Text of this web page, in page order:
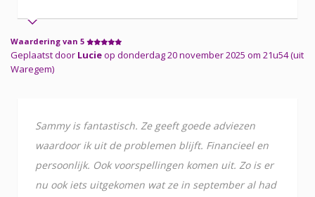
Waardering van 5
Geplaatst door Lucieop donderdag 20 november 2025 om 21u54 (uit
Waregem)
Sammy is fantastisch. Ze geeft goede adviezen
waardoor ik uit de problemen blijft. Financieel en
persoonlijk. Ook voorspellingen komen uit. Zo is er
nu ook iets uitgekomen wat ze in september al had